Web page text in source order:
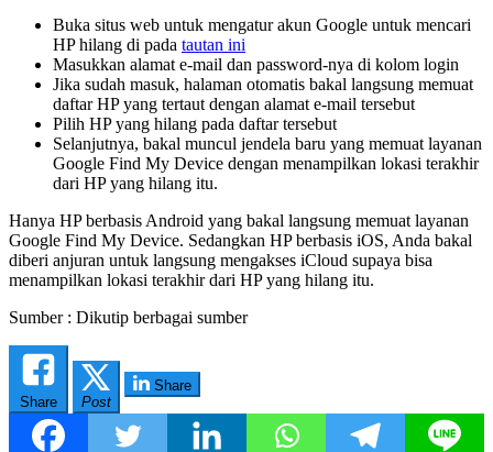
Buka situs web untuk mengatur akun Google untuk mencari
HP hilang di pada tautan ini
Masukkan alamat e-mail dan password-nya di kolom login
Jika sudah masuk, halaman otomatis bakal langsung memuat
daftar HP yang tertaut dengan alamat e-mail tersebut
Pilih HP yang hilang pada daftar tersebut
Selanjutnya, bakal muncul jendela baru yang memuat layanan
Google Find My Device dengan menampilkan lokasi terakhir
dari HP yang hilang itu.
Hanya HP berbasis Android yang bakal langsung memuat layanan
Google Find My Device. Sedangkan HP berbasis iOS, Anda bakal
diberi anjuran untuk langsung mengakses iCloud supaya bisa
menampilkan lokasi terakhir dari HP yang hilang itu.
Sumber : Dikutip berbagai sumber
Share Post
Share